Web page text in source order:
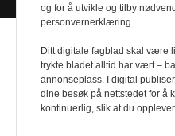
Design by
og for å utvikle og tilby
personvernerklæring.
Ditt digitale fagblad skal være
trykte bladet alltid har vært –
annonseplass. I digital
dine besøk på nettstedet for å
kontinuerlig, slik at du